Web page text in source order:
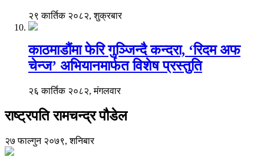
२९ कार्तिक २०८२, शुक्रबार
काठमाडौंमा फेरि गुञ्जिन्दै कन्दरा, ‘रिदम अफ
चेन्ज’ अभियानमार्फत विशेष प्रस्तुति
२६ कार्तिक २०८२, मंगलवार
राष्ट्रपति रामचन्द्र पौडेल
२७ फाल्गुन २०७९, शनिबार